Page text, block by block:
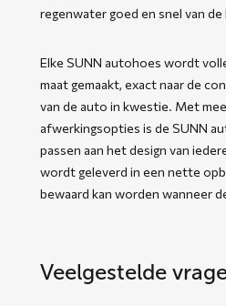
regenwater goed en snel van
Elke SUNN autohoes wordt
maat gemaakt, exact naar de
van de auto in kwestie. Met
afwerkingsopties is de SUNN
passen aan het design van
wordt geleverd in een nette
bewaard kan worden wanneer
Veelgestelde